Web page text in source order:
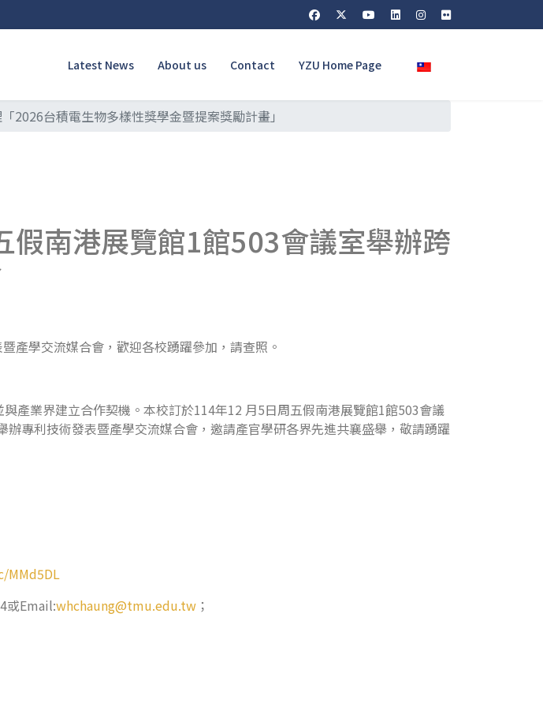
Latest News About us Contact YZU Home Page Select your language
2026台積電生物多樣性獎學金暨提案獎勵計畫」
南港展覽館1館503會議室舉辦跨
產學交流媒合會，歡迎各校踴躍參加，請查照。
產業界建立合作契機。本校訂於114年12 月5日周五假南港展覽館1館503會議
專利技術發表暨產學交流媒合會，邀請產官學研各界先進共襄盛舉，敬請踴躍
MMd5DL
或Email:whchaung@tmu.edu.tw ；